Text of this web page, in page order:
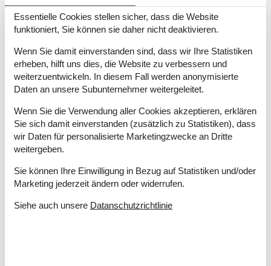
Grill
Kostenloser Parkplatz auf dem Gelände
Landschaftsgarten
Drinnen
Kaminofen
Teilweise Fußbodenheizung
Elektrogeräte
1 Fernseher
Chromecast
Internet (drahtlos)
In der Nähe
Die nächste Stadt
Entf. zum Wasser/Baden
Essentielle Cookies stellen sicher, dass die Website
funktioniert, Sie können sie daher nicht deaktivieren.
Wenn Sie damit einverstanden sind, dass wir Ihre Statistiken
erheben, hilft uns dies, die Website zu verbessern und
weiterzuentwickeln. In diesem Fall werden anonymisierte
Daten an unsere Subunternehmer weitergeleitet.
Wenn Sie die Verwendung aller Cookies akzeptieren, erklären
Sie sich damit einverstanden (zusätzlich zu Statistiken), dass
wir Daten für personalisierte Marketingzwecke an Dritte
weitergeben.
Sie können Ihre Einwilligung in Bezug auf Statistiken und/oder
Marketing jederzeit ändern oder widerrufen.
Siehe auch unsere Datanschutzrichtlinie